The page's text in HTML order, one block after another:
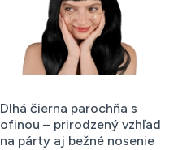
Dlhá čierna parochňa s
ofinou – prirodzený vzhľad
na párty aj bežné nosenie